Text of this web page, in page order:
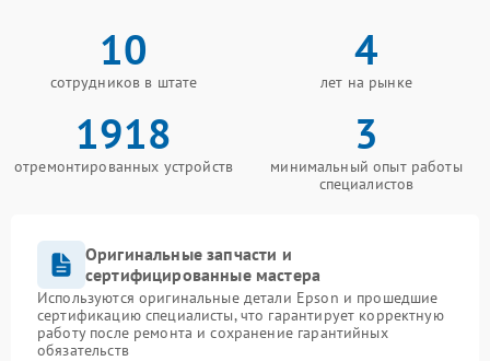
10
сотрудников в штате
4
лет на рынке
1918
отремонтированных устройств
3
минимальный опыт работы
специалистов
Оригинальные запчасти и
сертифицированные мастера
Используются оригинальные детали Epson и прошедшие
сертификацию специалисты, что гарантирует корректную
работу после ремонта и сохранение гарантийных
обязательств